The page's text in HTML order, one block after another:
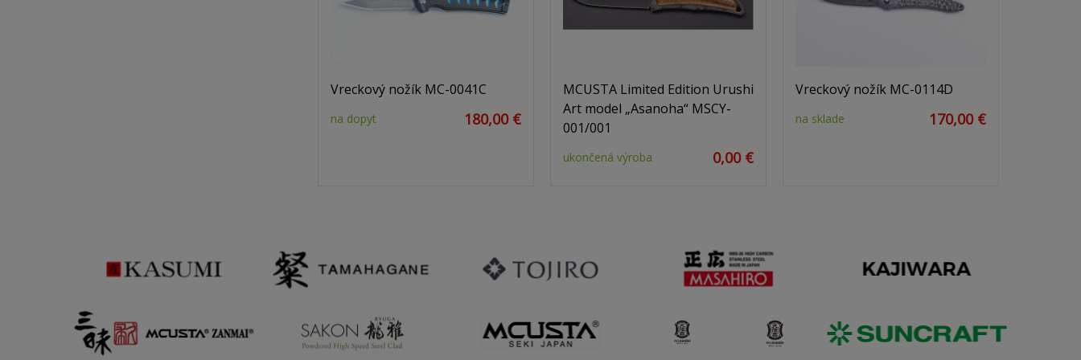
Vreckový nožík MC-0041C
na dopyt 180,00 €
MCUSTA Limited Edition Urushi
Art model „Asanoha“ MSCY-
001/001
ukončená výroba 0,00 €
Vreckový nožík MC-0114D
na sklade 170,00 €